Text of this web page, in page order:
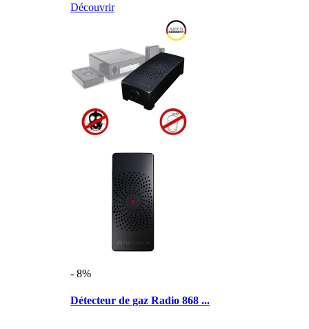
Découvrir
- 8%
Détecteur de gaz Radio 868 ...